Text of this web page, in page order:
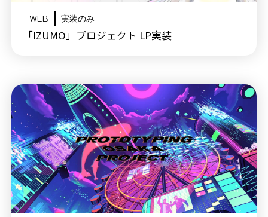
WEB 実装のみ
「IZUMO」プロジェクト LP実装